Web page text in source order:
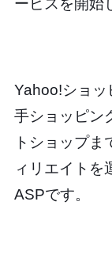
ービスを開始
Yahoo!ショッ
手ショッピン
トショップ
ィリエイトを
ASPです。